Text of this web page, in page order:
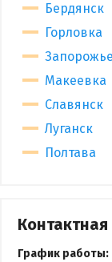
Бердянск
Горловка
Запорожье
Макеевка
Славянск
Луганск
Полтава
График работы: